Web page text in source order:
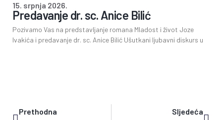
Predavanje dr. sc. Anice Bilić
Pozivamo Vas na predstavljanje romana Mladost i život Joze
Ivakića i predavanje dr. sc. Anice Bilić Ušutkani ljubavni diskurs u
15. srpnja 2026.
Prethodna Sljedeća